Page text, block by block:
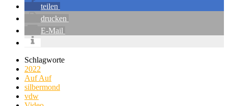
teilen
drucken
E-Mail
Schlagworte
2022
Auf Auf
silbermond
vdw